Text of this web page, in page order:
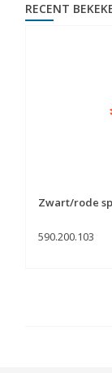
RECENT
Zwart/rode
590.200.103